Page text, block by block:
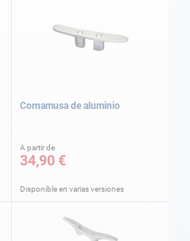
Cornamusa de aluminio
A partir de
34,90 €
Disponible en varias versiones